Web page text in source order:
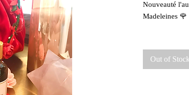
Nouveauté
Madeleines 🌹
artiste à
chères soeurs
Out of Stock